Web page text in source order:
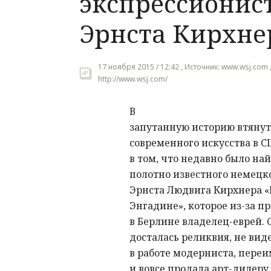
Эрнста
17 ноября 2015 / 12:42 , Источник: www.wsj.com
http://www.wsj.com/
В
запутанную историю
современного искусства в
в том, что недавно было
полотно известного
Эрнста Людвига Кирхнера
Энгадине», которое из-за
в Берлине владелец-еврей.
досталась реликвия, не
в работе модерниста,